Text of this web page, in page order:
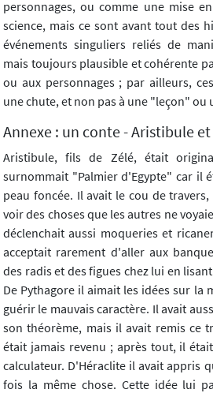
personnages, ou comme une mise
science, mais ce sont avant tout des
événements singuliers reliés de
mais toujours plausible et cohérente
ou aux personnages ; par ailleurs,
une chute, et non pas à une "leçon" ou
Annexe : un conte - Aristibule
Aristibule, fils de Zélé, était
surnommait "Palmier d'Egypte" car il
peau foncée. Il avait le cou de
voir des choses que les autres ne
déclenchait aussi moqueries et
acceptait rarement d'aller aux
des radis et des figues chez lui en
De Pythagore il aimait les idées sur la
guérir le mauvais caractère. Il avait
son théorème, mais il avait remis ce
était jamais revenu ; après tout, il
calculateur. D'Héraclite il avait appris
fois la même chose. Cette idée lui